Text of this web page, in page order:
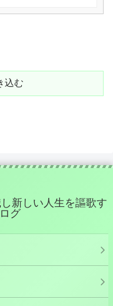
込む
新しい人生を謳歌す
グ